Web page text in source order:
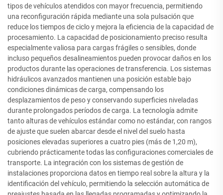
tipos de vehículos atendidos con mayor frecuencia, permitiendo
una reconfiguración rápida mediante una sola pulsación que
reduce los tiempos de ciclo y mejora la eficiencia de la capacidad de
procesamiento. La capacidad de posicionamiento preciso resulta
especialmente valiosa para cargas frágiles o sensibles, donde
incluso pequeños desalineamientos pueden provocar daños en los
productos durante las operaciones de transferencia. Los sistemas
hidráulicos avanzados mantienen una posición estable bajo
condiciones dinámicas de carga, compensando los
desplazamientos de peso y conservando superficies niveladas
durante prolongados períodos de carga. La tecnología admite
tanto alturas de vehículos estándar como no estándar, con rangos
de ajuste que suelen abarcar desde el nivel del suelo hasta
posiciones elevadas superiores a cuatro pies (más de 1,20 m),
cubriendo prácticamente todas las configuraciones comerciales de
transporte. La integración con los sistemas de gestión de
instalaciones proporciona datos en tiempo real sobre la altura y la
identificación del vehículo, permitiendo la selección automática de